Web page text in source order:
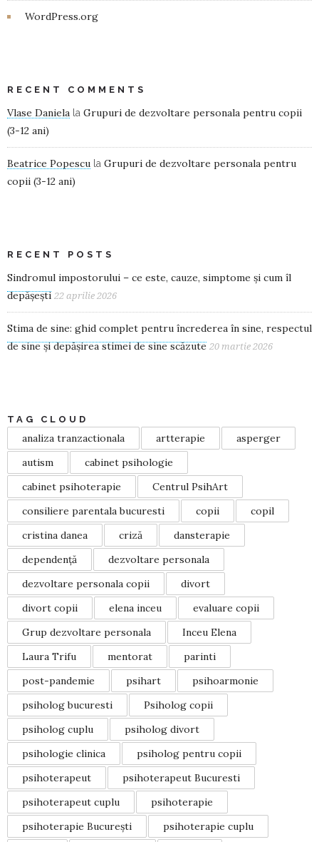
WordPress.org
RECENT COMMENTS
Vlase Daniela la Grupuri de dezvoltare personala pentru copii
(3-12 ani)
Beatrice Popescu la Grupuri de dezvoltare personala pentru
copii (3-12 ani)
RECENT POSTS
Sindromul impostorului – ce este, cauze, simptome și cum îl
depășești 22 aprilie 2026
Stima de sine: ghid complet pentru încrederea în sine, respectul
de sine și depășirea stimei de sine scăzute 20 martie 2026
TAG CLOUD
analiza tranzactionala artterapie
asperger
autism
cabinet psihologie
cabinet psihoterapie
Centrul PsihArt
consiliere parentala bucuresti
copii
copil
cristina danea
criză
dansterapie
dependență
dezvoltare personala
dezvoltare personala copii
divort
divort copii
elena inceu
evaluare copii
Grup dezvoltare personala
Inceu Elena
Laura Trifu
mentorat
parinti
post-pandemie
psihart
psihoarmonie
psiholog bucuresti
Psiholog copii
psiholog cuplu
psiholog divort
psihologie clinica
psiholog pentru copii
psihoterapeut
psihoterapeut Bucuresti
psihoterapeut cuplu
psihoterapie
psihoterapie București
psihoterapie cuplu